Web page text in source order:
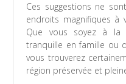
Ces suggestions ne
endroits magnifiques à
Que vous soyez à la
tranquille en famille ou
vous trouverez
région préservée et